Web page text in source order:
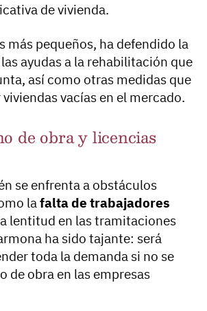
de vivienda.
más pequeños, ha defendido la
ayudas a la rehabilitación que
así como otras medidas que
vacías en el mercado.
de obra y licencias
se enfrenta a obstáculos
lafalta de trabajadores
lentitud en las tramitaciones
ha sido tajante: será
toda la demanda si no se
de obra en las empresas